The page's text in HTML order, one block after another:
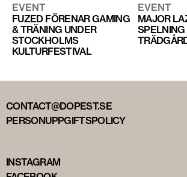
EVENT
FUZED FÖRENAR GAMING
& TRÄNING UNDER
STOCKHOLMS
KULTURFESTIVAL
EVENT
MAJOR
SPELNING
CONTACT@DOPEST.SE
PERSONUPPGIFTSPOLICY
INSTAGRAM